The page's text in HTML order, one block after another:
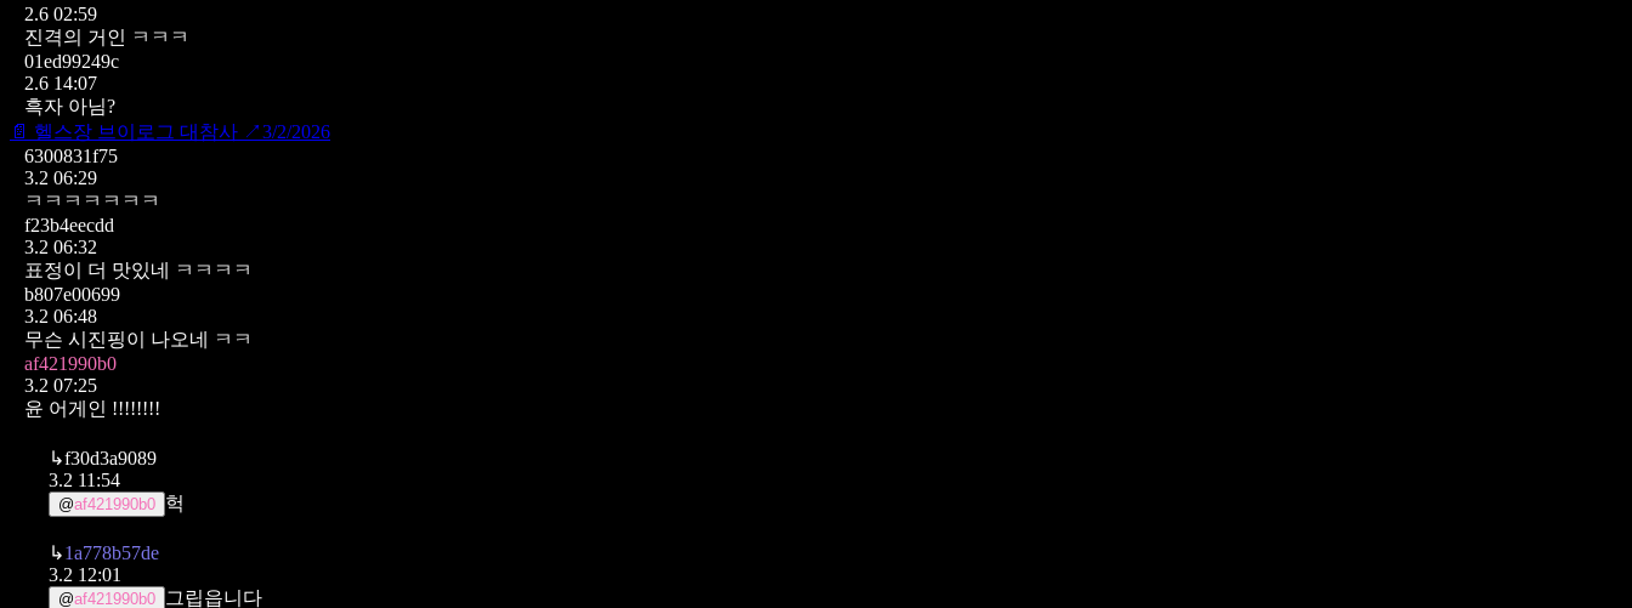
2.6 02:59
진격의 거인 ㅋㅋㅋ
01ed99249c
2.6 14:07
흑자 아님?
📄 헬스장 브이로그 대참사 ↗3/2/2026
6300831f75
3.2 06:29
ㅋㅋㅋㅋㅋㅋㅋ
f23b4eecdd
3.2 06:32
표정이 더 맛있네 ㅋㅋㅋㅋ
b807e00699
3.2 06:48
무슨 시진핑이 나오네 ㅋㅋ
af421990b0
3.2 07:25
윤 어게인 !!!!!!!!
↳f30d3a9089
3.2 11:54
@af421990b0 헉
↳1a778b57de
3.2 12:01
@af421990b0 그립읍니다